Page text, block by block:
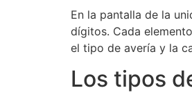
En la pantalla de la
dígitos. Cada
el tipo de avería y la
Los tipos